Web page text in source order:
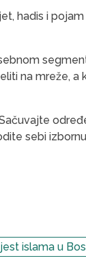
hadis i
na mreže, a
sebi
islama u